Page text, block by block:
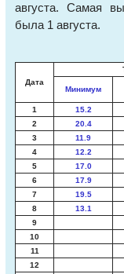
августа. Самая
была 1 августа.
Дата
Минимум
1
15.2
2
20.4
3
11.9
4
12.2
5
17.0
6
17.9
7
19.5
8
13.1
9
10
11
12